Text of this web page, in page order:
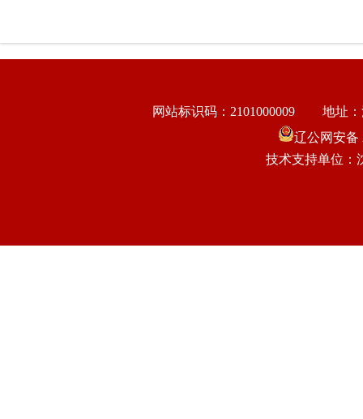
网站标识码：2101000009
地址
辽公网安备
技术支持单位：